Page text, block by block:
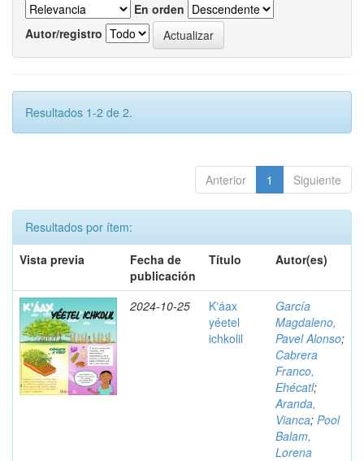
En orden
Autor/registro
Resultados 1-2 de 2.
Anterior 1 Siguiente
Resultados por ítem:
Vista previa
Fecha de
publicación
Título Autor(es)
2024-10-25
Kʼáax
yéetel
ichkolil
García
Magdaleno,
Pavel Alonso;
Cabrera
Franco,
Ehécatl;
Aranda,
Vianca; Pool
Balam,
Lorena